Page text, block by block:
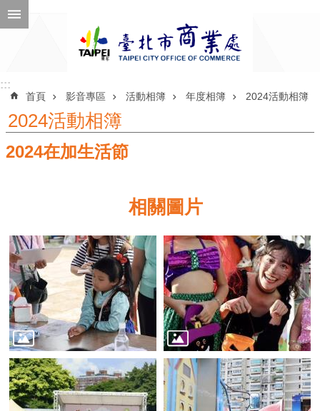
跳到主要內容區塊
公
機
關
介
紹
業
務
資
訊
::::::
首頁 影音專區 活動相簿 年度相簿 2024活動相簿
2024活動相簿
2024在加生活節
相關圖片